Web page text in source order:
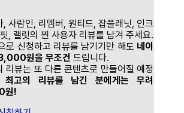
, 사람인, 리멤버, 원티드, 잡플래닛, 인크
, 랠릿의 찐 사용자 리뷰를 남겨 주세요.
로 신청하고 리뷰를 남기기만 해도 네이
원을 무조건 드립니다.
리뷰는 또 다른 콘텐츠로 만들어질 예정
최고의 리뷰를 남긴 분에게는 무려
원!